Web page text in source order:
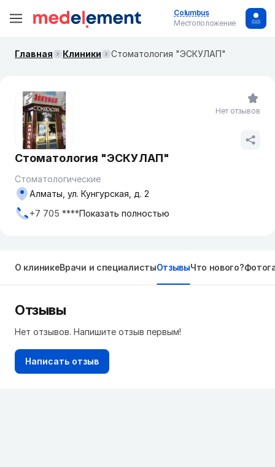
Columbus
Местоположение
Главная Клиники Стоматология "ЭСКУЛАП"
Стоматология "ЭСКУЛАП"
Стоматологические
Алматы, ул. Кунгурская, д. 2
+7 705 ****Показать полностью
Нет отзывов
О клиникеВрачи и специалистыОтзывыЧто нового?
Отзывы
Нет отзывов. Напишите отзыв первым!
Написать отзыв